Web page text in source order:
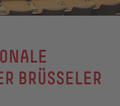
BRÜSSELER